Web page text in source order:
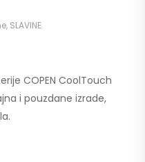
, SLAVINE
COPEN CoolTouch
i pouzdane izrade,